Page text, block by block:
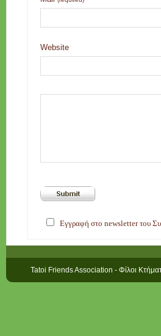
Website
Εγγραφή στο newsletter του
Tatoi Friends Association - Φίλοι